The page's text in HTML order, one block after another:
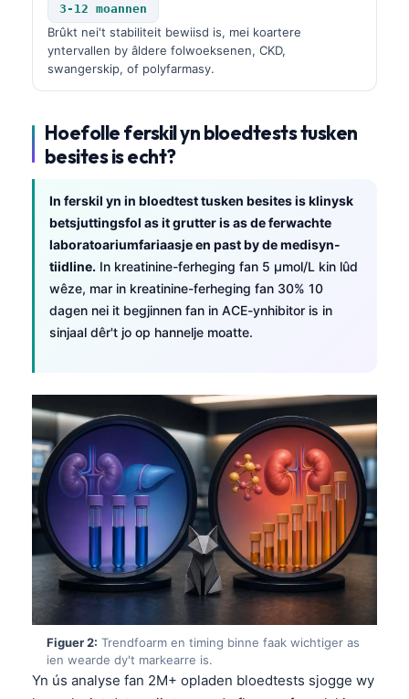
3-12 moannen
Brûkt nei't stabiliteit bewiisd is, mei koartere
yntervallen by âldere folwoeksenen, CKD,
swangerskip, of polyfarmasy.
Hoefolle ferskil yn bloedtests tusken
besites is echt?
In ferskil yn in bloedtest tusken besites is klinysk
betsjuttingsfol as it grutter is as de ferwachte
laboratoariumfariaasje en past by de medisyn-
tiidline. In kreatinine-ferheging fan 5 µmol/L kin lûd
wêze, mar in kreatinine-ferheging fan 30% 10
dagen nei it begjinnen fan in ACE-ynhibitor is in
sinjaal dêr't jo op hannelje moatte.
Figuer 2: Trendfoarm en timing binne faak wichtiger as
ien wearde dy't markearre is.
Yn ús analyse fan 2M+ opladen bloedtests sjogge wy